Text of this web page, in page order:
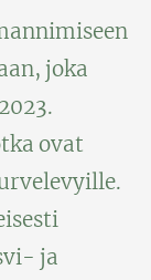
joka
ovat
ja